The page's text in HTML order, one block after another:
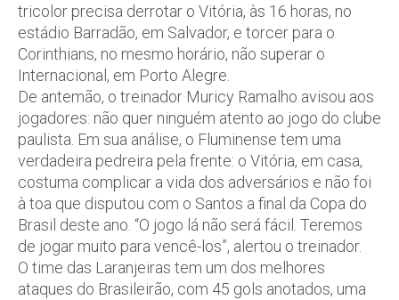
tricolor precisa derrotar o Vitória, às 16 horas, no
estádio Barradão, em Salvador, e torcer para o
Corinthians, no mesmo horário, não superar o
Internacional, em Porto Alegre.
De antemão, o treinador Muricy Ramalho avisou aos
jogadores: não quer ninguém atento ao jogo do clube
paulista. Em sua análise, o Fluminense tem uma
verdadeira pedreira pela frente: o Vitória, em casa,
costuma complicar a vida dos adversários e não foi
à toa que disputou com o Santos a final da Copa do
Brasil deste ano. “O jogo lá não será fácil. Teremos
de jogar muito para vencê-los”, alertou o treinador.
O time das Laranjeiras tem um dos melhores
ataques do Brasileirão, com 45 gols anotados, uma